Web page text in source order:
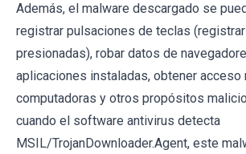
Además, el malware descargado se
registrar pulsaciones de teclas
presionadas), robar datos de
aplicaciones instaladas, obtener acceso
computadoras y otros propósitos
cuando el software antivirus detecta
MSIL/TrojanDownloader.Agent, este